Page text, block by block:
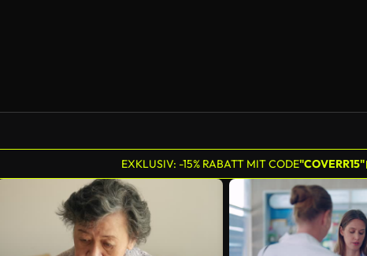
EXKLUSIV: -15% RABATT MIT CODE"COVERR15"